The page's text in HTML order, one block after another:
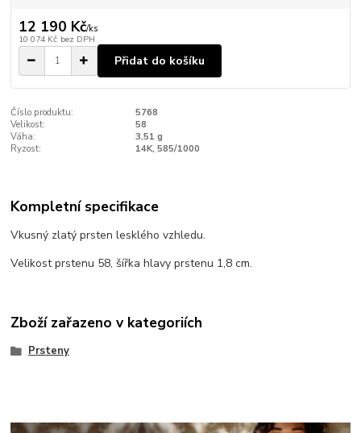
12 190 Kč/ks
10 074 Kč bez DPH
Přidat do košíku
Číslo produktu:
5768
Velikost:
58
Váha:
3,51 g
Ryzost:
14K, 585/1000
Kompletní specifikace
Vkusný zlatý prsten lesklého vzhledu.
Velikost prstenu 58, šířka hlavy prstenu 1,8 cm.
Zboží zařazeno v kategoriích
Prsteny